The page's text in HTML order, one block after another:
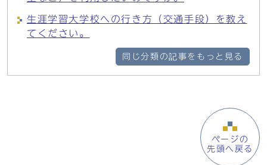
生涯学習大学校への行き方（交通手段）を教え
てください。
同じ分類の記事をもっと見る
ページの
先頭へ戻る